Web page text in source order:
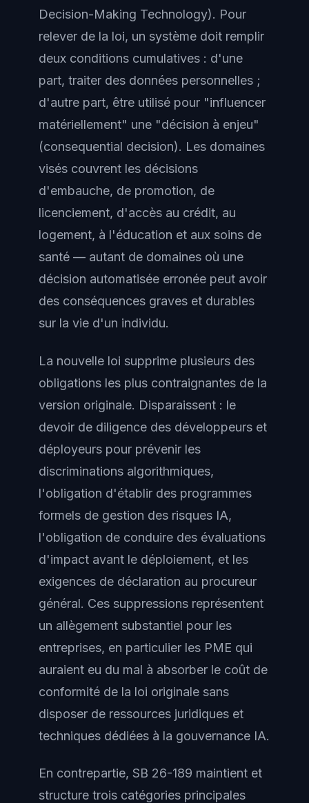
Decision-Making Technology). Pour
relever de la loi, un système doit remplir
deux conditions cumulatives : d'une
part, traiter des données personnelles ;
d'autre part, être utilisé pour "influencer
matériellement" une "décision à enjeu"
(consequential decision). Les domaines
visés couvrent les décisions
d'embauche, de promotion, de
licenciement, d'accès au crédit, au
logement, à l'éducation et aux soins de
santé — autant de domaines où une
décision automatisée erronée peut avoir
des conséquences graves et durables
sur la vie d'un individu.
La nouvelle loi supprime plusieurs des
obligations les plus contraignantes de la
version originale. Disparaissent : le
devoir de diligence des développeurs et
déployeurs pour prévenir les
discriminations algorithmiques,
l'obligation d'établir des programmes
formels de gestion des risques IA,
l'obligation de conduire des évaluations
d'impact avant le déploiement, et les
exigences de déclaration au procureur
général. Ces suppressions représentent
un allègement substantiel pour les
entreprises, en particulier les PME qui
auraient eu du mal à absorber le coût de
conformité de la loi originale sans
disposer de ressources juridiques et
techniques dédiées à la gouvernance IA.
En contrepartie, SB 26-189 maintient et
structure trois catégories principales